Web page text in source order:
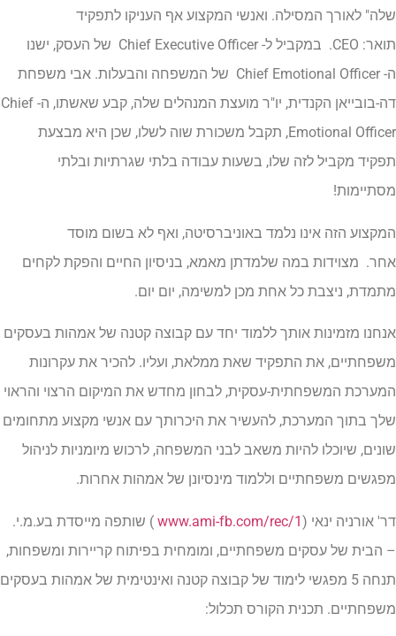
שלה" לאורך המסילה. ואנשי המקצוע אף העניקו לתפקיד
תואר: CEO. במקביל ל- Chief Executive Officer של העסק, ישנו
ה- Chief Emotional Officer של המשפחה והבעלות. אבי משפחת
דה-בובייאן הקנדית, יו"ר מועצת המנהלים שלה, קבע שאשתו, ה- Chief
Emotional Officer, תקבל משכורת שוה לשלו, שכן היא מבצעת
תפקיד מקביל לזה שלו, בשעות עבודה בלתי שגרתיות ובלתי
מסתיימות!
המקצוע הזה אינו נלמד באוניברסיטה, ואף לא בשום מוסד
אחר. מצוידות במה שלמדתן מאמא, בניסיון החיים והפקת לקחים
מתמדת, ניצבת כל אחת מכן למשימה, יום יום.
אנחנו מזמינות אותך ללמוד יחד עם קבוצה קטנה של אמהות בעסקים
משפחתיים, את התפקיד שאת ממלאת, ועליו. להכיר את עקרונות
המערכת המשפחתית-עסקית, לבחון מחדש את המיקום הרצוי והראוי
שלך בתוך המערכת, להעשיר את היכרותך עם אנשי מקצוע מתחומים
שונים, שיוכלו להיות משאב לבני המשפחה, לרכוש מיומניות לניהול
מפגשים משפחתיים וללמוד מינסיונן של אמהות אחרות.
דר' אורניה ינאי (www.ami-fb.com/rec/1 ) שותפה מייסדת בע.מ.י.
– הבית של עסקים משפחתיים, ומומחית בפיתוח קריירות ומשפחות,
תנחה 5 מפגשי לימוד של קבוצה קטנה ואינטימית של אמהות בעסקים
משפחתיים. תכנית הקורס תכלול: